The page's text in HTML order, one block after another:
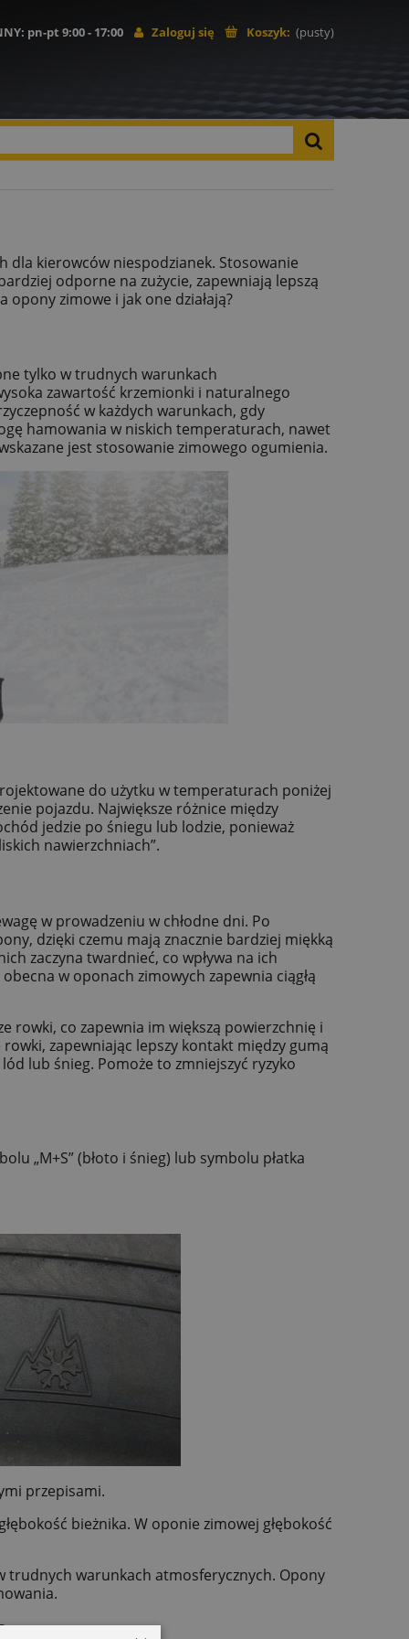
Koszyk: (pusty)
Zaloguj się
: pn-pt 9:00 - 17:00
dla kierowców niespodzianek. Stosowanie
odporne na zużycie, zapewniają lepszą
zimowe i jak one działają?
tylko w trudnych warunkach
zawartość krzemionki i naturalnego
w każdych warunkach, gdy
hamowania w niskich temperaturach, nawet
jest stosowanie zimowego ogumienia.
do użytku w temperaturach poniżej
pojazdu. Największe różnice między
jedzie po śniegu lub lodzie, ponieważ
nawierzchniach”.
w prowadzeniu w chłodne dni. Po
dzięki czemu mają znacznie bardziej miękką
zaczyna twardnieć, co wpływa na ich
w oponach zimowych zapewnia ciągłą
rowki, co zapewnia im większą powierzchnię i
zapewniając lepszy kontakt między gumą
lub śnieg. Pomoże to zmniejszyć ryzyko
„M+S” (błoto i śnieg) lub symbolu płatka
przepisami.
bieżnika. W oponie zimowej głębokość
trudnych warunkach atmosferycznych. Opony